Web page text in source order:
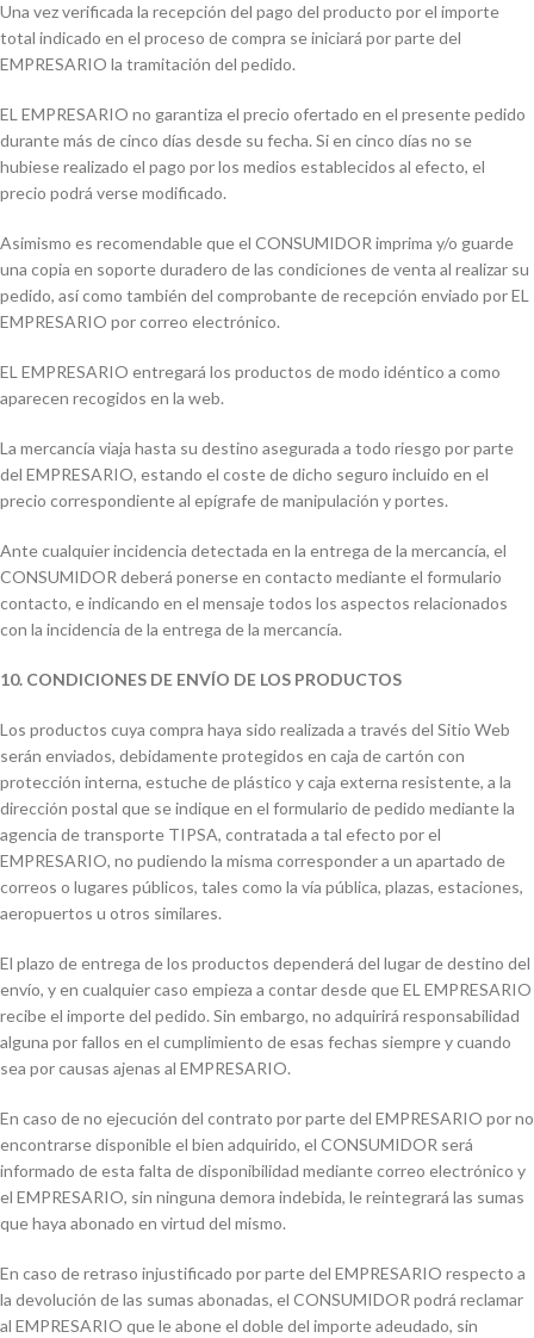
Una vez verificada la recepción del pago del producto por el importe
total indicado en el proceso de compra se iniciará por parte del
EMPRESARIO la tramitación del pedido.
EL EMPRESARIO no garantiza el precio ofertado en el presente pedido
durante más de cinco días desde su fecha. Si en cinco días no se
hubiese realizado el pago por los medios establecidos al efecto, el
precio podrá verse modificado.
Asimismo es recomendable que el CONSUMIDOR imprima y/o guarde
una copia en soporte duradero de las condiciones de venta al realizar su
pedido, así como también del comprobante de recepción enviado por EL
EMPRESARIO por correo electrónico.
EL EMPRESARIO entregará los productos de modo idéntico a como
aparecen recogidos en la web.
La mercancía viaja hasta su destino asegurada a todo riesgo por parte
del EMPRESARIO, estando el coste de dicho seguro incluido en el
precio correspondiente al epígrafe de manipulación y portes.
Ante cualquier incidencia detectada en la entrega de la mercancía, el
CONSUMIDOR deberá ponerse en contacto mediante el formulario
contacto, e indicando en el mensaje todos los aspectos relacionados
con la incidencia de la entrega de la mercancía.
10. CONDICIONES DE ENVÍO DE LOS PRODUCTOS
Los productos cuya compra haya sido realizada a través del Sitio Web
serán enviados, debidamente protegidos en caja de cartón con
protección interna, estuche de plástico y caja externa resistente, a la
dirección postal que se indique en el formulario de pedido mediante la
agencia de transporte TIPSA, contratada a tal efecto por el
EMPRESARIO, no pudiendo la misma corresponder a un apartado de
correos o lugares públicos, tales como la vía pública, plazas, estaciones,
aeropuertos u otros similares.
El plazo de entrega de los productos dependerá del lugar de destino del
envío, y en cualquier caso empieza a contar desde que EL EMPRESARIO
recibe el importe del pedido. Sin embargo, no adquirirá responsabilidad
alguna por fallos en el cumplimiento de esas fechas siempre y cuando
sea por causas ajenas al EMPRESARIO.
En caso de no ejecución del contrato por parte del EMPRESARIO por no
encontrarse disponible el bien adquirido, el CONSUMIDOR será
informado de esta falta de disponibilidad mediante correo electrónico y
el EMPRESARIO, sin ninguna demora indebida, le reintegrará las sumas
que haya abonado en virtud del mismo.
En caso de retraso injustificado por parte del EMPRESARIO respecto a
la devolución de las sumas abonadas, el CONSUMIDOR podrá reclamar
al EMPRESARIO que le abone el doble del importe adeudado, sin